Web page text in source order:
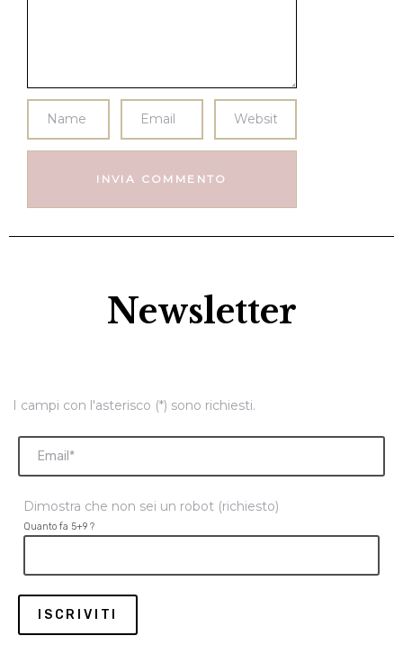
Newsletter
I campi con l'asterisco (*) sono richiesti.
Dimostra che non sei un robot (richiesto)
Quanto fa 5+9 ?